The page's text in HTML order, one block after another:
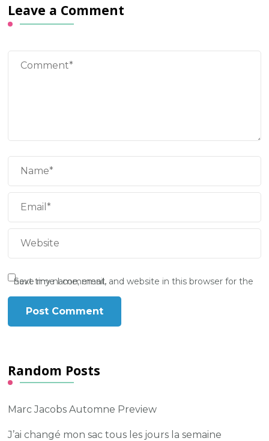
Leave a Comment
Save my name, email, and website in this browser for the next time I comment.
Random Posts
Marc Jacobs Automne Preview
J’ai changé mon sac tous les jours la semaine